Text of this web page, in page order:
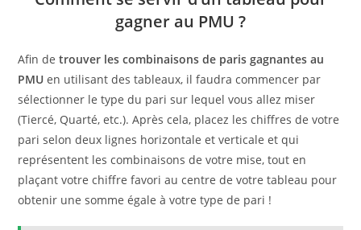
gagner au PMU ?
Afin de trouver les combinaisons de paris gagnantes au
PMUen utilisant des tableaux, il faudra commencer par
sélectionner le type du pari sur lequel vous allez miser
(Tiercé, Quarté, etc.). Après cela, placez les chiffres de votre
pari selon deux lignes horizontale et verticale et qui
représentent les combinaisons de votre mise, tout en
plaçant votre chiffre favori au centre de votre tableau pour
obtenir une somme égale à votre type de pari !